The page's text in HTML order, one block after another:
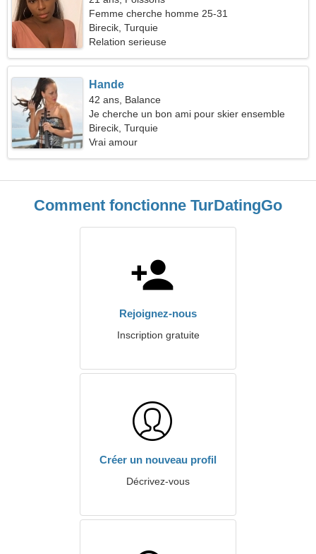
Femme cherche homme 25-31
Birecik, Turquie
Relation serieuse
Hande
42 ans, Balance
Je cherche un bon ami pour skier ensemble
Birecik, Turquie
Vrai amour
Comment fonctionne TurDatingGo
Rejoignez-nous
Inscription gratuite
Créer un nouveau profil
Décrivez-vous